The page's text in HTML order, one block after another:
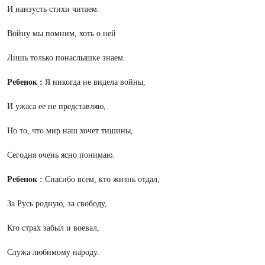
И наизусть стихи читаем.
Войну мы помним, хоть о ней
Лишь только понаслышке знаем.
Ребенок : Я никогда не видела войны,
И ужаса ее не представляю,
Но то, что мир наш хочет тишины,
Сегодня очень ясно понимаю.
Ребенок : Спасибо всем, кто жизнь отдал,
За Русь родную, за свободу,
Кто страх забыл и воевал,
Служа любимому народу.